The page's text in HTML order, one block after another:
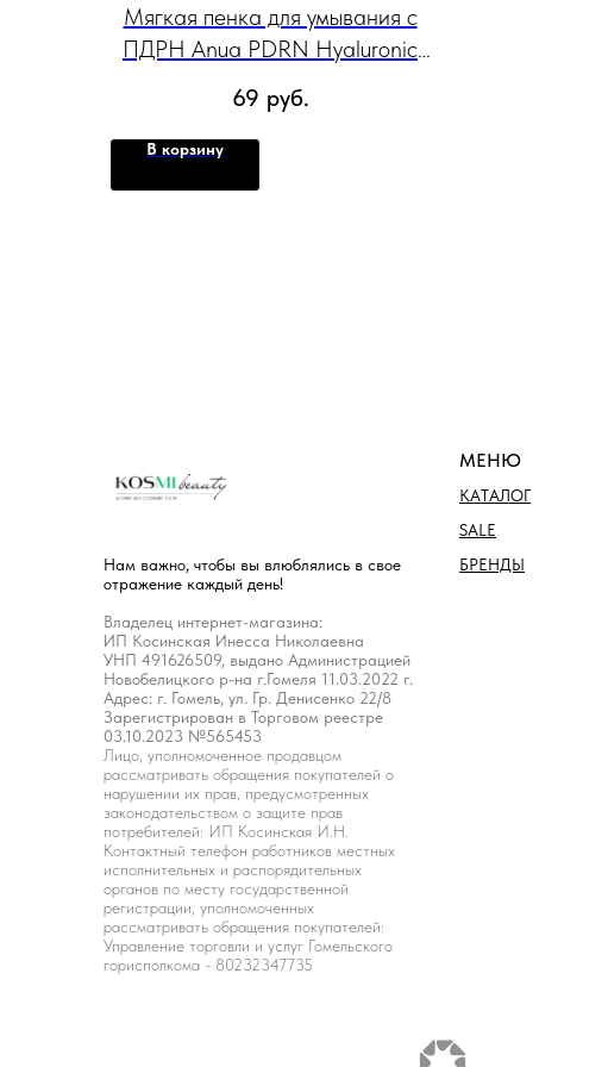
Мягкая пенка для умывания с
ПДРН Anua PDRN Hyaluronic
Acid Moisturizing Cleansing
Foam, 150 мл
69 руб.
В корзину
Нам важно, чтобы вы влюблялись в свое
отражение каждый день!
Владелец интернет-магазина:
ИП Косинская Инесса Николаевна
УНП 491626509, выдано Администрацией
Новобелицкого р-на г.Гомеля 11.03.2022 г.
Адрес: г. Гомель, ул. Гр. Денисенко 22/8
Зарегистрирован в Торговом реестре
03.10.2023 №565453
Лицо, уполномоченное продавцом
рассматривать обращения покупателей о
нарушении их прав, предусмотренных
законодательством о защите прав
потребителей: ИП Косинская И.Н.
Контактный телефон работников местных
исполнительных и распорядительных
органов по месту государственной
регистрации, уполномоченных
рассматривать обращения покупателей:
Управление торговли и услуг Гомельского
горисполкома - 80232347735
МЕНЮ
КАТАЛОГ
SALE
БРЕНДЫ